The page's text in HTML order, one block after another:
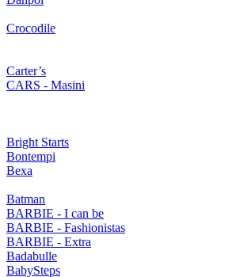
Crocodile
Carter’s
CARS - Masini
Bright Starts
Bontempi
Bexa
Batman
BARBIE - I can be
BARBIE - Fashionistas
BARBIE - Extra
Badabulle
BabySteps